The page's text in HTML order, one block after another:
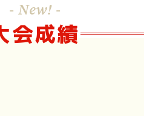
- New! -
会成績